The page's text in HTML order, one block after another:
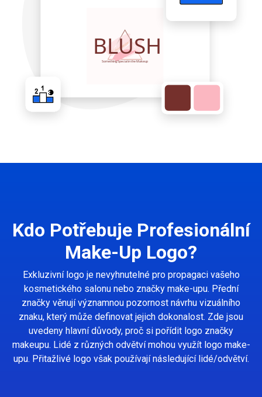
Kdo Potřebuje Profesionální
Make-Up Logo?
Exkluzivní logo je nevyhnutelné pro propagaci vašeho
kosmetického salonu nebo značky make-upu. Přední
značky věnují významnou pozornost návrhu vizuálního
znaku, který může definovat jejich dokonalost. Zde jsou
uvedeny hlavní důvody, proč si pořídit logo značky
makeupu. Lidé z různých odvětví mohou využít logo make-
upu. Přitažlivé logo však používají následující lidé/odvětví.